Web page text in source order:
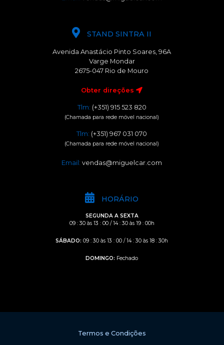
STAND SINTRA II
Avenida Anastácio Pinto Soares, 96A
Varge Mondar
2675-047 Rio de Mouro
Obter direções
Tlm: (+351) 915 523 820
(Chamada para rede móvel nacional)
Tlm: (+351) 967 031 070
(Chamada para rede móvel nacional)
Email: vendas@miguelcar.com
HORÁRIO
SEGUNDA A SEXTA
09 : 30 às 13 : 00 / 14 : 30 às 19 : 00h
SÁBADO:09 : 30 às 13 : 00 / 14 : 30 às 18 : 30h
DOMINGO: Fechado
Termos e Condições